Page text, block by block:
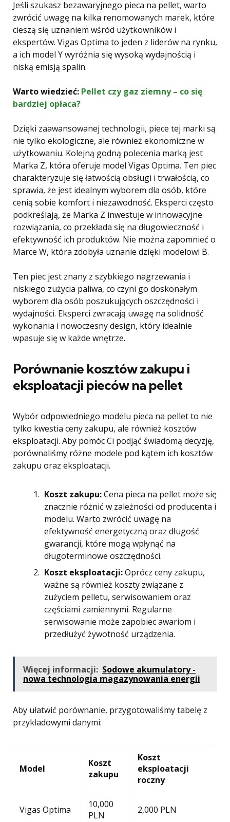
Jeśli szukasz bezawaryjnego pieca na pellet, warto
zwrócić uwagę na kilka renomowanych marek, które
cieszą się uznaniem wśród użytkowników i
ekspertów. Vigas Optima to jeden z liderów na rynku,
a ich model Y wyróżnia się wysoką wydajnością i
niską emisją spalin.
Warto wiedzieć: Pellet czy gaz ziemny – co się
bardziej opłaca?
Dzięki zaawansowanej technologii, piece tej marki są
nie tylko ekologiczne, ale również ekonomiczne w
użytkowaniu. Kolejną godną polecenia marką jest
Marka Z, która oferuje model Vigas Optima. Ten piec
charakteryzuje się łatwością obsługi i trwałością, co
sprawia, że jest idealnym wyborem dla osób, które
cenią sobie komfort i niezawodność. Eksperci często
podkreślają, że Marka Z inwestuje w innowacyjne
rozwiązania, co przekłada się na długowieczność i
efektywność ich produktów. Nie można zapomnieć o
Marce W, która zdobyła uznanie dzięki modelowi B.
Ten piec jest znany z szybkiego nagrzewania i
niskiego zużycia paliwa, co czyni go doskonałym
wyborem dla osób poszukujących oszczędności i
wydajności. Eksperci zwracają uwagę na solidność
wykonania i nowoczesny design, który idealnie
wpasuje się w każde wnętrze.
Porównanie kosztów zakupu i
eksploatacji pieców na pellet
Wybór odpowiedniego modelu pieca na pellet to nie
tylko kwestia ceny zakupu, ale również kosztów
eksploatacji. Aby pomóc Ci podjąć świadomą decyzję,
porównaliśmy różne modele pod kątem ich kosztów
zakupu oraz eksploatacji.
Koszt zakupu:Cena pieca na pellet może się
znacznie różnić w zależności od producenta i
modelu. Warto zwrócić uwagę na
efektywność energetyczną oraz długość
gwarancji, które mogą wpłynąć na
długoterminowe oszczędności.
Koszt eksploatacji:Oprócz ceny zakupu,
ważne są również koszty związane z
zużyciem pelletu, serwisowaniem oraz
częściami zamiennymi. Regularne
serwisowanie może zapobiec awariom i
przedłużyć żywotność urządzenia.
Więcej informacji: Sodowe akumulatory -
nowa technologia magazynowania energii
Aby ułatwić porównanie, przygotowaliśmy tabelę z
przykładowymi danymi:
Model
Koszt
zakupu
Koszt
eksploatacji
roczny
Vigas Optima
10,000
PLN
2,000 PLN